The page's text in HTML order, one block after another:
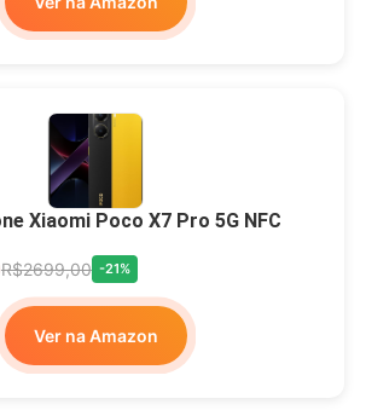
Xiaomi Poco X7 Pro 5G NFC
R$2699,00 -21%
Ver na Amazon